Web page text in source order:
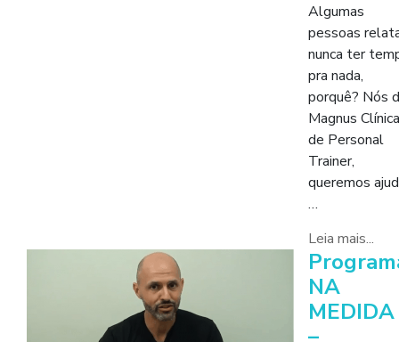
Algumas
pessoas
nunca ter
pra nada,
porquê? Nós
Magnus Clínica
de Personal
Trainer,
queremos
…
Leia mais...
NA
MEDIDA
–